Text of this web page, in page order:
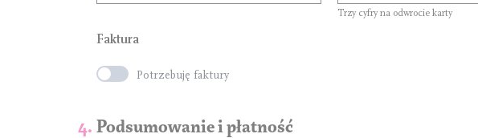
Trzy cyfry na odwrocie karty
Faktura
Potrzebuję faktury
Podsumowanie i płatność